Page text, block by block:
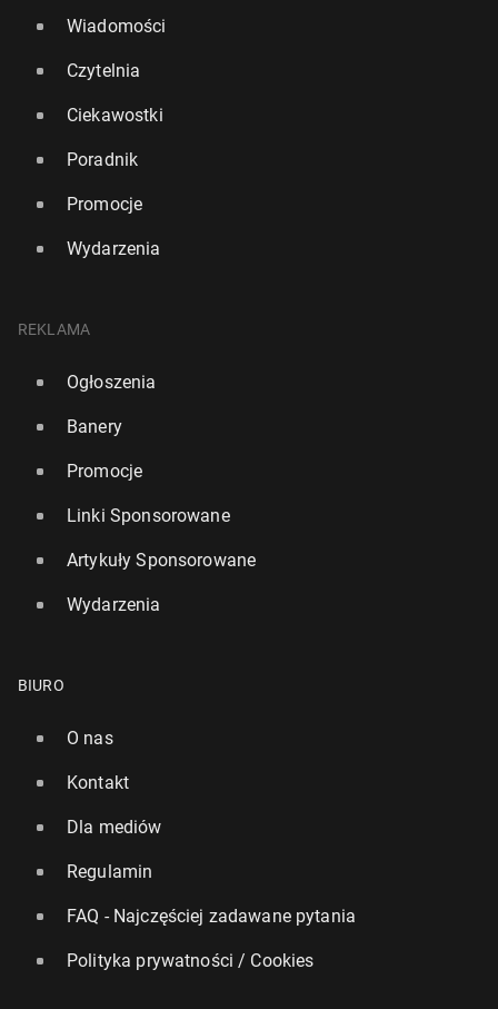
Wiadomości
Czytelnia
Ciekawostki
Poradnik
Promocje
Wydarzenia
REKLAMA
Ogłoszenia
Banery
Promocje
Linki Sponsorowane
Artykuły Sponsorowane
Wydarzenia
BIURO
O nas
Kontakt
Dla mediów
Regulamin
FAQ - Najczęściej zadawane pytania
Polityka prywatności / Cookies